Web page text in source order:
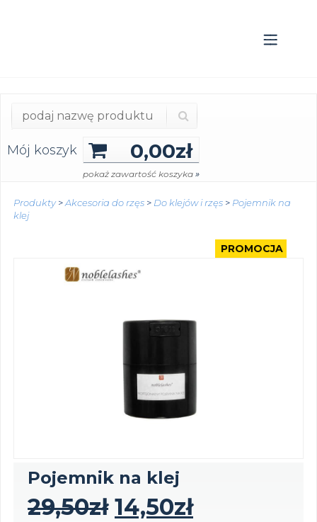
Mój koszyk 0,00zł
pokaż zawartość koszyka »
Produkty>Akcesoria do rzęs > Do klejów i rzęs > Pojemnik na
klej
Pojemnik na klej
29,50zł 14,50zł